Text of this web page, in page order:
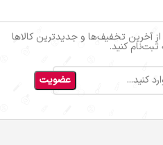
آخرین تخفیف‌ها و جدیدترین کالاها
ثبت‌نام کنید.